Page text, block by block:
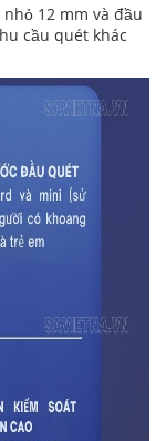
12 mm và đầu
cầu quét khác